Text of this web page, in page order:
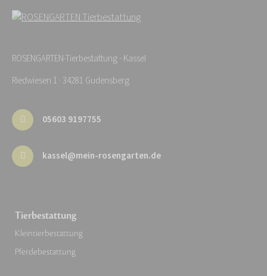
ROSENGARTEN-Tierbestattung - Kassel
Riedwiesen 1 · 34281 Gudensberg
05603 9197755
kassel@mein-rosengarten.de
Tierbestattung
Kleintierbestattung
Pferdebestattung